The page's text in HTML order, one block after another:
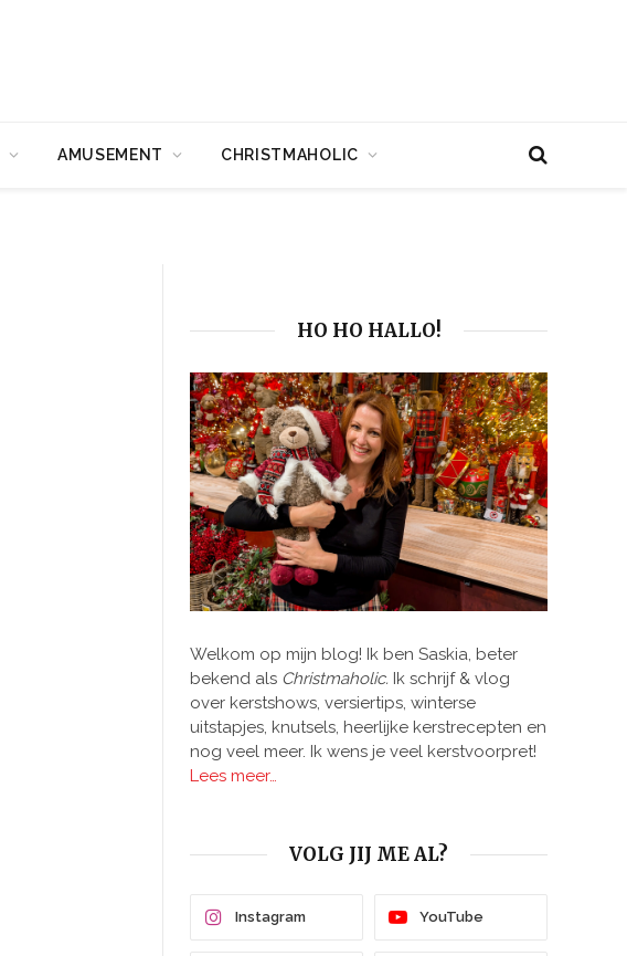
AMUSEMENT CHRISTMAHOLIC
HO HO HALLO!
Welkom op mijn blog! Ik ben Saskia, beter
bekend als Christmaholic. Ik schrijf & vlog
over kerstshows, versiertips, winterse
uitstapjes, knutsels, heerlijke kerstrecepten en
nog veel meer. Ik wens je veel kerstvoorpret!
Lees meer…
VOLG JIJ ME AL?
Instagram YouTube